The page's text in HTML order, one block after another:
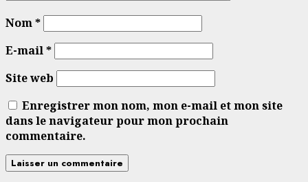
Nom*
E-mail*
Site web
Enregistrer mon nom, mon e-mail et mon site
dans le navigateur pour mon prochain
commentaire.